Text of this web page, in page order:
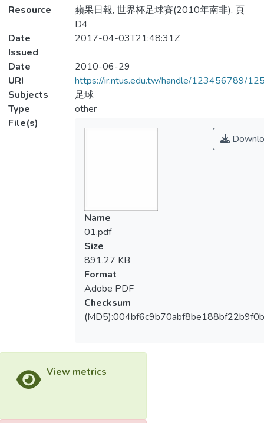
Resource
蘋果日報, 世界杯足球賽(2010年南非), 頁
D4
Date
Issued
2017-04-03T21:48:31Z
Date
2010-06-29
URI
https://ir.ntus.edu.tw/handle/123456789/
Subjects
足球
Type
other
File(s)
Name
01.pdf
Size
891.27 KB
Format
Adobe PDF
Checksum
View metrics